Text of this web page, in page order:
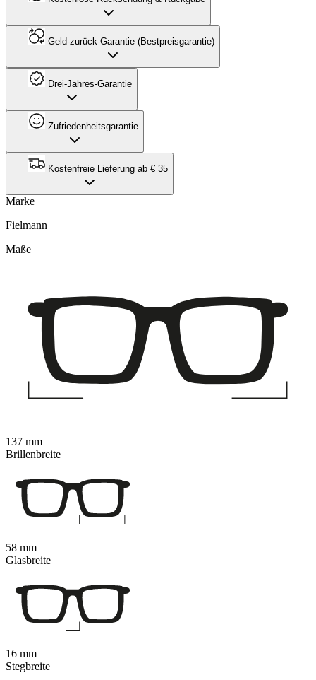
Geld-zurück-Garantie (Bestpreisgarantie)
Drei-Jahres-Garantie
Zufriedenheitsgarantie
Kostenfreie Lieferung ab € 35
Marke
Fielmann
Maße
137 mm
Brillenbreite
58 mm
Glasbreite
16 mm
Stegbreite